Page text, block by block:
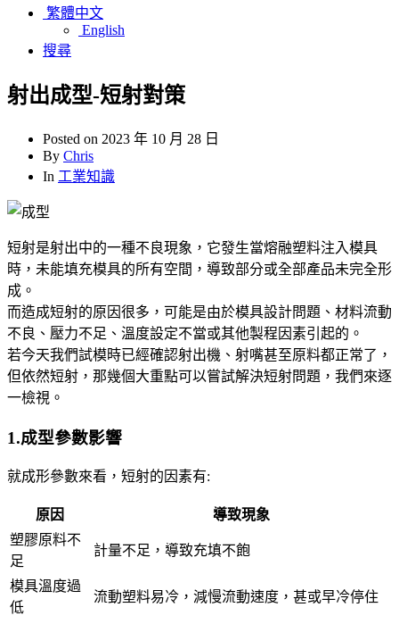
繁體中文
English
搜尋
射出成型-短射對策
Posted on 2023 年 10 月 28 日
By Chris
In 工業知識
短射是射出中的一種不良現象，它發生當熔融塑料注入模具
時，未能填充模具的所有空間，導致部分或全部產品未完全形
成。
而造成短射的原因很多，可能是由於模具設計問題、材料流動
不良、壓力不足、溫度設定不當或其他製程因素引起的。
若今天我們試模時已經確認射出機、射嘴甚至原料都正常了，
但依然短射，那幾個大重點可以嘗試解決短射問題，我們來逐
一檢視。
1.成型參數影響
就成形參數來看，短射的因素有:
原因
導致現象
塑膠原料不
足
計量不足，導致充填不飽
模具溫度過
低
流動塑料易冷，減慢流動速度，甚或早冷停住